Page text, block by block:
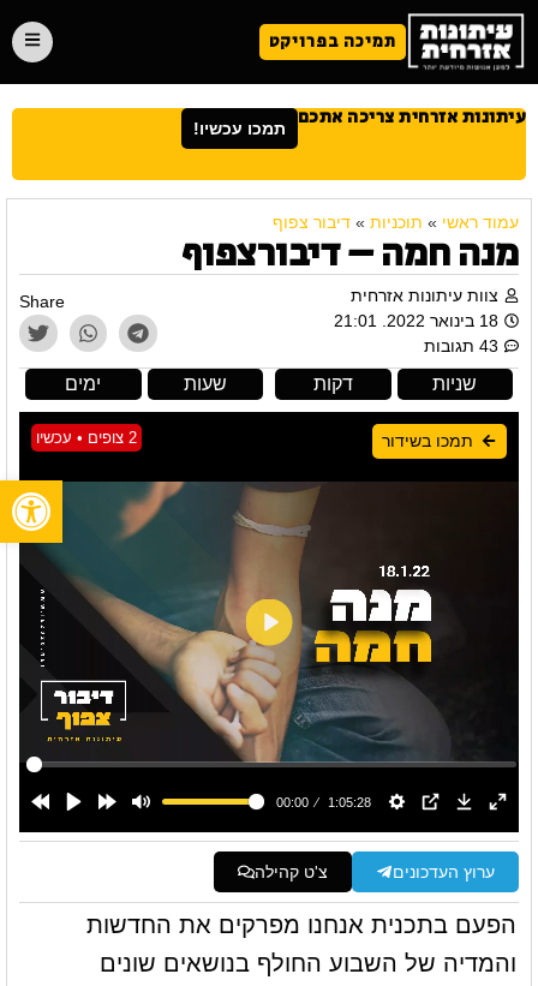
תמיכה בפרויקט
עיתונות אזרחית צריכה אתכם תמכו עכשיו!
עמוד ראשי » תוכניות » דיבור צפוף
מנה חמה – דיבורצפוף
צוות עיתונות אזרחית
18 בינואר 2022. 21:01
43 תגובות
Share
ימים שעות דקות שניות
2 צופים • עכשיו תמכו בשידור
ערוץ העדכונים צ'ט קהילה
הפעם בתכנית אנחנו מפרקים את החדשות
והמדיה של השבוע החולף בנושאים שונים